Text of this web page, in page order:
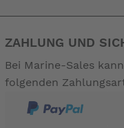
ZAHLUNG UND
Bei Marine-Sales
folgenden